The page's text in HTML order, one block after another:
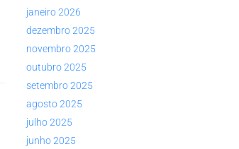
janeiro 2026
dezembro 2025
novembro 2025
outubro 2025
setembro 2025
agosto 2025
julho 2025
junho 2025